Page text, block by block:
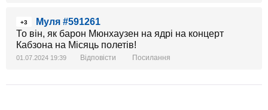
+3
Муля #591261
То він, як барон Мюнхаузен на ядрі на концерт
Кабзона на Місяць полетів!
01.07.2024 19:39 Відповісти Посилання